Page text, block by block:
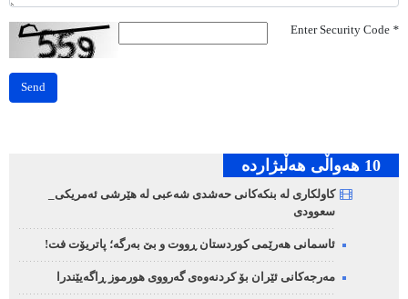
*
Send
10 هه‌واڵی هه‌ڵبژارده‌
کاولکاری لە بنکەکانی حەشدی شەعبی لە هێرشی ئەمریکی_
سعوودی
ئاسمانی هەرێمی کوردستان ڕووت و بێ بەرگە؛ پاتریۆت فت!
مەرجەکانی ئێران بۆ کردنەوەی گەرووی هورموز ڕاگەیێندرا